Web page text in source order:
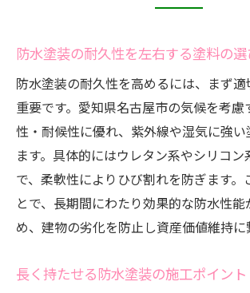
防水塗装の耐久性を左右する塗料の
防水塗装の耐久性を高めるには、まず
重要です。愛知県名古屋市の気候を考慮
性・耐候性に優れ、紫外線や湿気に強
ます。具体的にはウレタン系やシリコ
で、柔軟性によりひび割れを防ぎます。
とで、長期間にわたり効果的な防水性
め、建物の劣化を防止し資産価値維持に
長く持たせる防水塗装の施工ポイント